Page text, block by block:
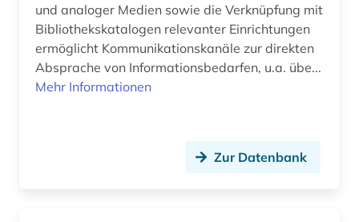
und analoger Medien sowie die Verknüpfung mit
Bibliothekskatalogen relevanter Einrichtungen
ermöglicht Kommunikationskanäle zur direkten
Absprache von Informationsbedarfen, u.a. übe...
Mehr Informationen
Zur Datenbank